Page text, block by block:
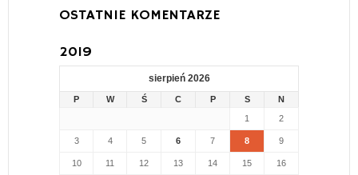
OSTATNIE KOMENTARZE
2019
sierpień 2026
P W Ś C P S
N
1
2
3 4 5 6 7 8 9
10 11 12 13 14 15 16